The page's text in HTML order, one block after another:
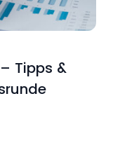
Tipps &